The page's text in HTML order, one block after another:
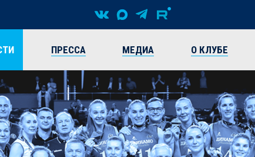
ПРЕССА МЕДИА О КЛУБЕ